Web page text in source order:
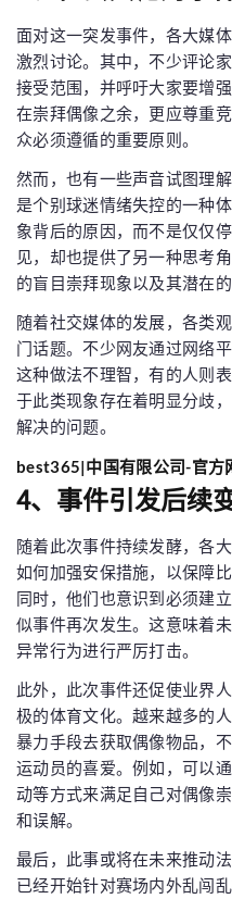
面对这一突发事件，各大媒
激烈讨论。其中，不少评论
接受范围，并呼吁大家要增
在崇拜偶像之余，更应尊重
众必须遵循的重要原则。
然而，也有一些声音试图理
是个别球迷情绪失控的一种
象背后的原因，而不是仅仅
见，却也提供了另一种思考
的盲目崇拜现象以及其潜在的
随着社交媒体的发展，各类
门话题。不少网友通过网络
这种做法不理智，有的人则
于此类现象存在着明显分歧
解决的问题。
best365|中国有限公司-官方
4、事件引发后续
随着此次事件持续发酵，各
如何加强安保措施，以保障
同时，他们也意识到必须建
似事件再次发生。这意味着
异常行为进行严厉打击。
此外，此次事件还促使业界
极的体育文化。越来越多的
暴力手段去获取偶像物品，
运动员的喜爱。例如，可以
动等方式来满足自己对偶像
和误解。
最后，此事或将在未来推动
已经开始针对赛场内外乱闯